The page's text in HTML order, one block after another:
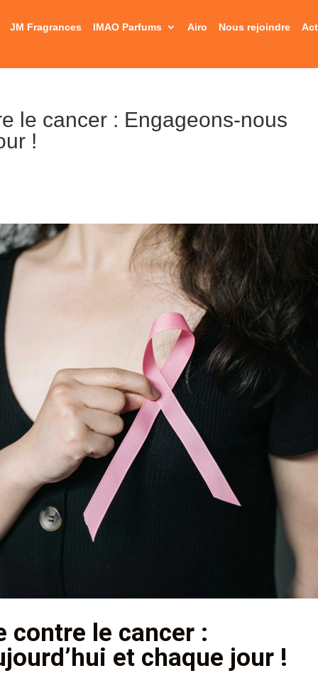
JM Fragrances IMAO Parfums Airo Nous rejoindre
le cancer : Engageons-nous
!
contre le cancer :
et chaque jour !